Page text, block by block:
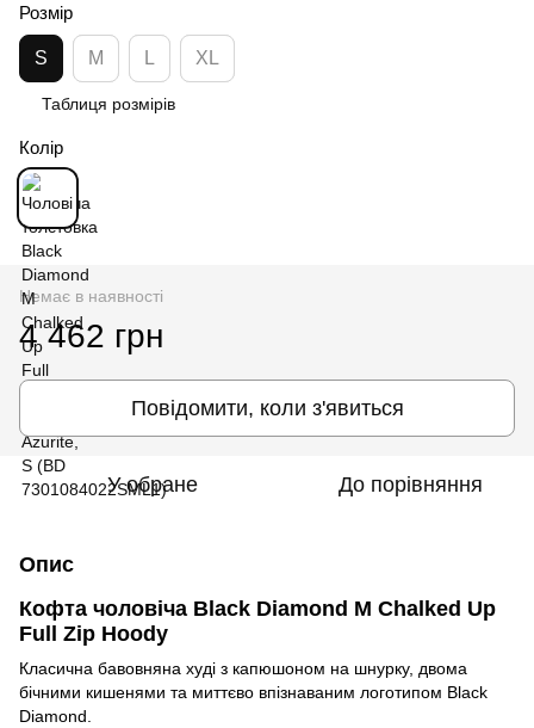
Розмір
S M L XL
Таблиця розмірів
Колір
Немає в наявності
4 462 грн
Повідомити, коли з'явиться
У обране До порівняння
Опис
Кофта чоловіча Black Diamond M Chalked Up
Full Zip Hoody
Класична бавовняна худі з капюшоном на шнурку, двома
бічними кишенями та миттєво впізнаваним логотипом Black
Diamond.